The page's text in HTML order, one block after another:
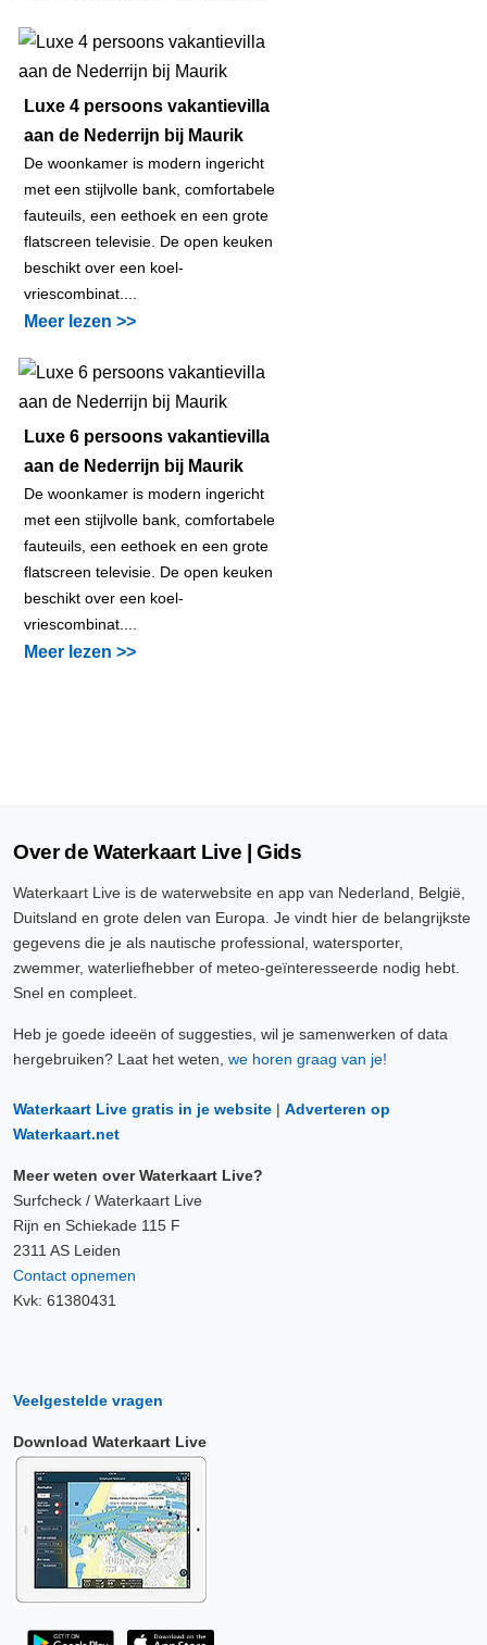
Luxe 4 persoons vakantievilla
aan de Nederrijn bij Maurik
De woonkamer is modern ingericht
met een stijlvolle bank, comfortabele
fauteuils, een eethoek en een grote
flatscreen televisie. De open keuken
beschikt over een koel-
vriescombinat....
Meer lezen >>
Luxe 6 persoons vakantievilla
aan de Nederrijn bij Maurik
De woonkamer is modern ingericht
met een stijlvolle bank, comfortabele
fauteuils, een eethoek en een grote
flatscreen televisie. De open keuken
beschikt over een koel-
vriescombinat....
Meer lezen >>
Over de Waterkaart Live | Gids
Waterkaart Live is de waterwebsite en app van Nederland, België,
Duitsland en grote delen van Europa. Je vindt hier de belangrijkste
gegevens die je als nautische professional, watersporter,
zwemmer, waterliefhebber of meteo-geïnteresseerde nodig hebt.
Snel en compleet.
Heb je goede ideeën of suggesties, wil je samenwerken of data
hergebruiken? Laat het weten, we horen graag van je!
Waterkaart Live gratis in je website | Adverteren op
Waterkaart.net
Meer weten over Waterkaart Live?
Surfcheck / Waterkaart Live
Rijn en Schiekade 115 F
2311 AS Leiden
Contact opnemen
Kvk: 61380431
Veelgestelde vragen
Download Waterkaart Live